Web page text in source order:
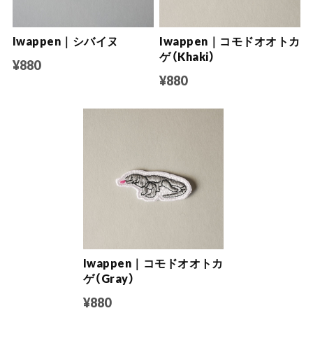
Iwappen｜シバイヌ
¥880
Iwappen｜コモドオオトカ
ゲ（Khaki）
¥880
Iwappen｜コモドオオトカ
ゲ（Gray）
¥880